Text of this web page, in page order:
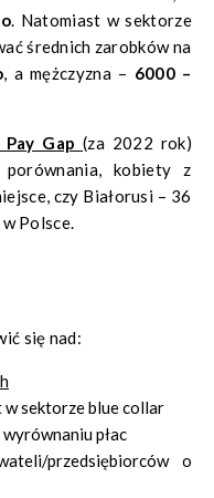
. Natomiast w sektorze
średnich zarobków na
, a mężczyzna – 6000 –
Pay Gap(za 2022 rok)
kobiety z
czy Białorusi – 36
Polsce.
się nad:
w sektorze blue collar
płac
przedsiębiorców o